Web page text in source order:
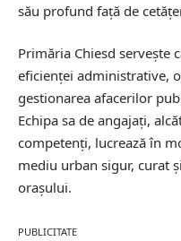
său profund față de
Primăria Chiesd servește
eficienței administrative,
gestionarea afacerilor
Echipa sa de angajați,
competenți, lucrează în
mediu urban sigur, curat
orașului.
PUBLICITATE